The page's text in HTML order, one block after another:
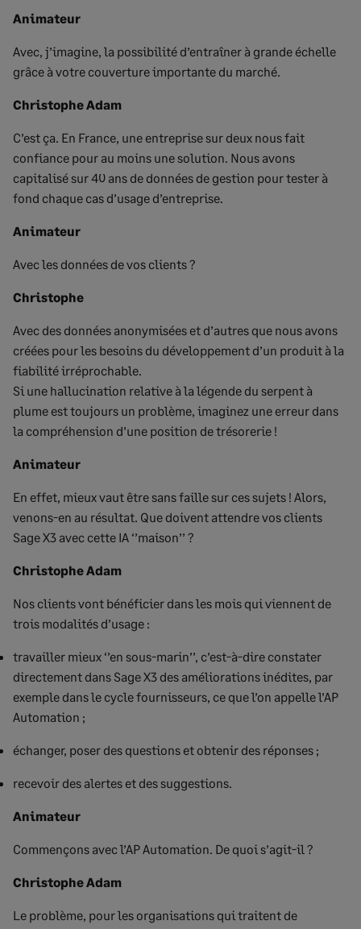
Animateur
Avec, j’imagine, la possibilité d’entraîner à grande échelle
grâce à votre couverture importante du marché.
Christophe Adam
C’est ça. En France, une entreprise sur deux nous fait
confiance pour au moins une solution. Nous avons
capitalisé sur 40 ans de données de gestion pour tester à
fond chaque cas d’usage d’entreprise.
Animateur
Avec les données de vos clients ?
Christophe
Avec des données anonymisées et d’autres que nous avons
créées pour les besoins du développement d’un produit à la
fiabilité irréprochable.
Si une hallucination relative à la légende du serpent à
plume est toujours un problème, imaginez une erreur dans
la compréhension d’une position de trésorerie !
Animateur
En effet, mieux vaut être sans faille sur ces sujets ! Alors,
venons-en au résultat. Que doivent attendre vos clients
Sage X3 avec cette IA ‘’maison’’ ?
Christophe Adam
Nos clients vont bénéficier dans les mois qui viennent de
trois modalités d’usage :
travailler mieux ‘’en sous-marin’’, c’est-à-dire constater
directement dans Sage X3 des améliorations inédites, par
exemple dans le cycle fournisseurs, ce que l’on appelle l’AP
Automation ;
échanger, poser des questions et obtenir des réponses ;
recevoir des alertes et des suggestions.
Animateur
Commençons avec l’AP Automation. De quoi s’agit-il ?
Christophe Adam
Le problème, pour les organisations qui traitent de